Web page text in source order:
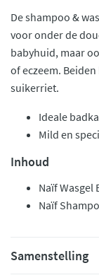
De shampoo &
voor onder de
babyhuid, maar
of eczeem.
suikerriet.
Ideale
Mild en
Inhoud
Naïf Wasgel
Naïf
Samenstelling